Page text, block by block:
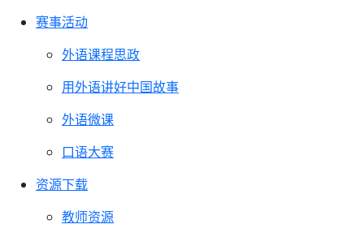
赛事活动
外语课程思政
用外语讲好中国故事
外语微课
口语大赛
资源下载
教师资源